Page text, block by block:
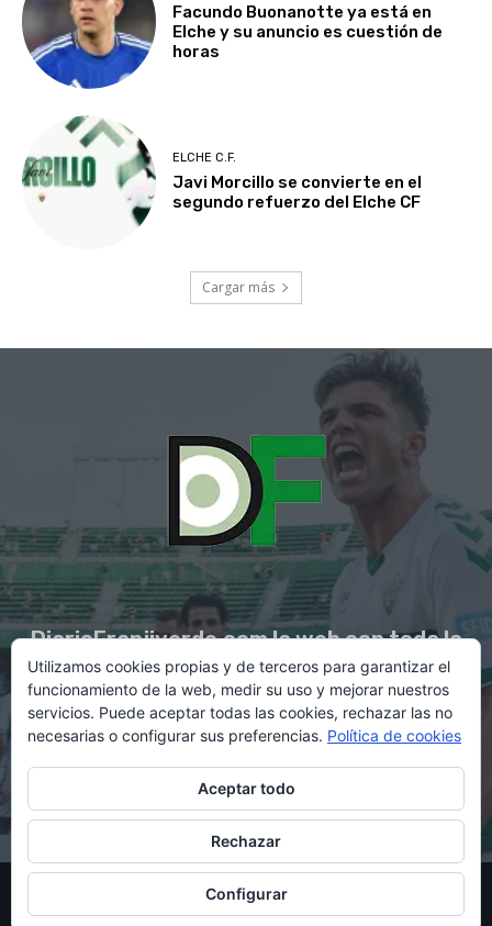
Facundo Buonanotte ya está en
Elche y su anuncio es cuestión de
horas
ELCHE C.F.
Javi Morcillo se convierte en el
segundo refuerzo del Elche CF
Cargar más
DiarioFranjiverde.com la web con toda la
información del Elche C.F.
Contacto en:diario@franjiverde.com
© Copyright 2021 - Gestión y diseño por Rubén Maestre
Política de cookies Política de privacidad
Utilizamos cookies propias y de terceros para garantizar el
funcionamiento de la web, medir su uso y mejorar nuestros
servicios. Puede aceptar todas las cookies, rechazar las no
necesarias o configurar sus preferencias. Política de cookies
Aceptar todo
Rechazar
Configurar